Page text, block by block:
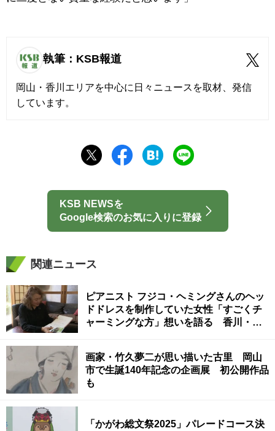
執筆：KSB報道
岡山・香川エリアを中心に日々ニュースを取材、発信
しています。
KSB NEWSを
Google検索のお気に入りに登録
関連ニュース
ピアニスト フジコ・ヘミングさんのヘッ
ドドレスを制作していた女性「すごくチ
ャーミングな方」想いを語る 香川・高
画家・竹久夢二が思い描いた古里 岡山
市で生誕140年記念の企画展 初公開作品
も
「かがわ総文祭2025」パレードコース決